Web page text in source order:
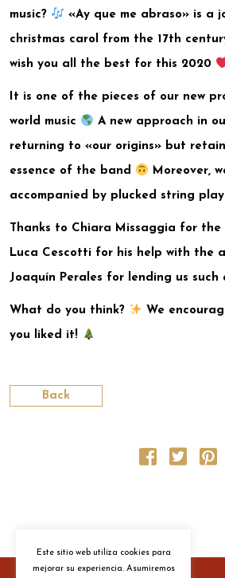
music? «Ay que me abraso» is a
christmas carol from the 17th
wish you all the best for this 2020
It is one of the pieces of our new
world music A new approach in
returning to «our origins» but
essence of the band Moreover,
accompanied by plucked string
Thanks to Chiara Missaggia for
Luca Cescotti for his help with the
Joaquín Perales for lending us such
What do you think? We
you liked it!
Back
Este sitio web utiliza cookies para
mejorar su experiencia. Asumiremos